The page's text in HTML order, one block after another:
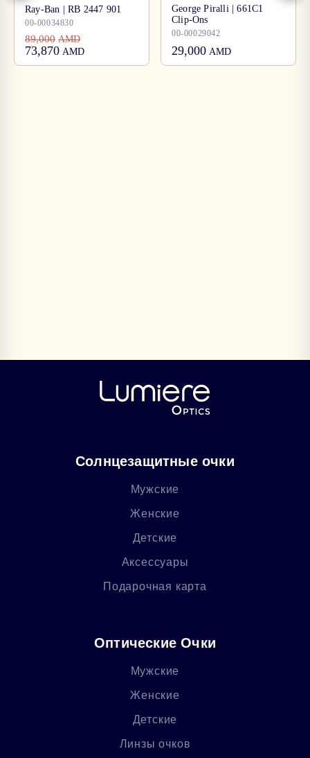
Ray-Ban | RB 2447 901
00-00034830
89,000 AMD
73,870 AMD
George Piralli | 661C1
Clip-Ons
00-00029042
29,000 AMD
Солнцезащитные очки
Мужские
Женские
Детские
Аксессуары
Подарочная карта
Оптические Очки
Мужские
Женские
Детские
Линзы очков